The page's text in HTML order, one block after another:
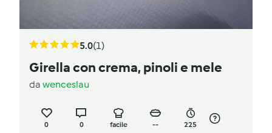
5.0(1)
Girella con crema, pinoli e mele
da wenceslau
0 0 facile -- 225